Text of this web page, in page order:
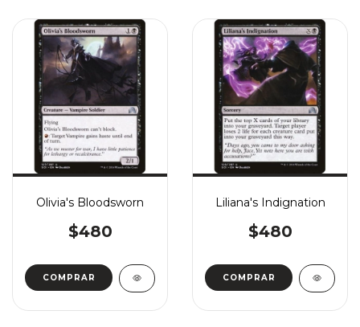
Olivia's Bloodsworn
$480
COMPRAR
Liliana's Indignation
$480
COMPRAR